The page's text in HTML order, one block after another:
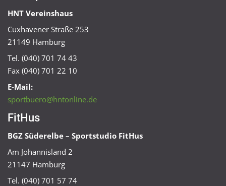
HNT Vereinshaus
Cuxhavener Straße 253
21149 Hamburg
Tel. (040) 701 74 43
Fax (040) 701 22 10
E-Mail:
sportbuero@hntonline.de
FitHus
BGZ Süderelbe – Sportstudio FitHus
Am Johannisland 2
21147 Hamburg
Tel. (040) 701 57 74